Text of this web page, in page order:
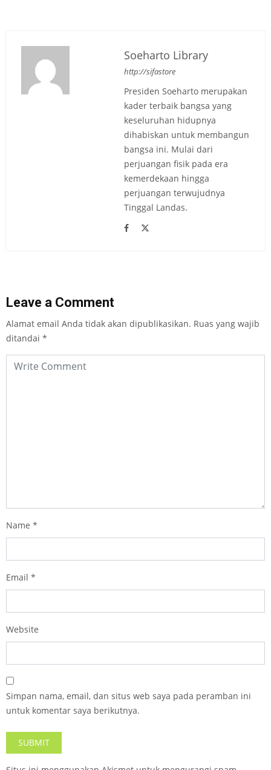
Soeharto Library
http://sifastore
Presiden Soeharto merupakan
kader terbaik bangsa yang
keseluruhan hidupnya
dihabiskan untuk membangun
bangsa ini. Mulai dari
perjuangan fisik pada era
kemerdekaan hingga
perjuangan terwujudnya
Tinggal Landas.
Leave a Comment
Alamat email Anda tidak akan dipublikasikan. Ruas yang wajib
ditandai *
Name *
Email *
Website
Simpan nama, email, dan situs web saya pada peramban ini
untuk komentar saya berikutnya.